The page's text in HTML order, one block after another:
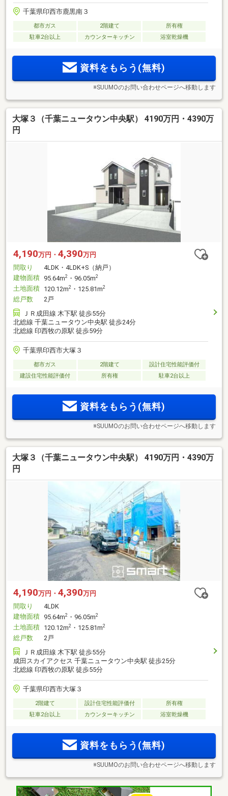
千葉県印西市鹿黒南３
都市ガス 2階建て
所有権
駐車2台以上
カウンターキッチン 浴室乾燥機
資料をもらう(無料)
※SUUMOのお問い合わせページへ移動します
大塚３（千葉ニュータウン中央駅） 4190万円・4390万
円
4,190万円・ 4,390万円
間取り
4LDK・4LDK+S（納戸）
建物面積 95.64m2 ・96.05m2
土地面積 120.12m2 ・125.81m2
総戸数
2戸
ＪＲ成田線 木下駅 徒歩55分
北総線 千葉ニュータウン中央駅 徒歩24分
北総線 印西牧の原駅 徒歩59分
千葉県印西市大塚３
都市ガス 2階建て
設計住宅性能評価付
建設住宅性能評価付
所有権 駐車2台以上
資料をもらう(無料)
※SUUMOのお問い合わせページへ移動します
大塚３（千葉ニュータウン中央駅） 4190万円・4390万
円
4,190万円・ 4,390万円
間取り
4LDK
建物面積 95.64m2 ・96.05m2
土地面積 120.12m2 ・125.81m2
総戸数
2戸
ＪＲ成田線 木下駅 徒歩55分
成田スカイアクセス 千葉ニュータウン中央駅 徒歩25分
北総線 印西牧の原駅 徒歩55分
千葉県印西市大塚３
2階建て 設計住宅性能評価付
所有権
駐車2台以上
カウンターキッチン 浴室乾燥機
資料をもらう(無料)
※SUUMOのお問い合わせページへ移動します